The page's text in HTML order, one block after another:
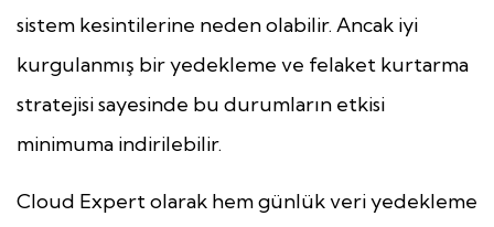
sistem kesintilerine neden olabilir. Ancak iyi
kurgulanmış bir yedekleme ve felaket kurtarma
stratejisi sayesinde bu durumların etkisi
minimuma indirilebilir.
Cloud Expert olarak hem günlük veri yedekleme